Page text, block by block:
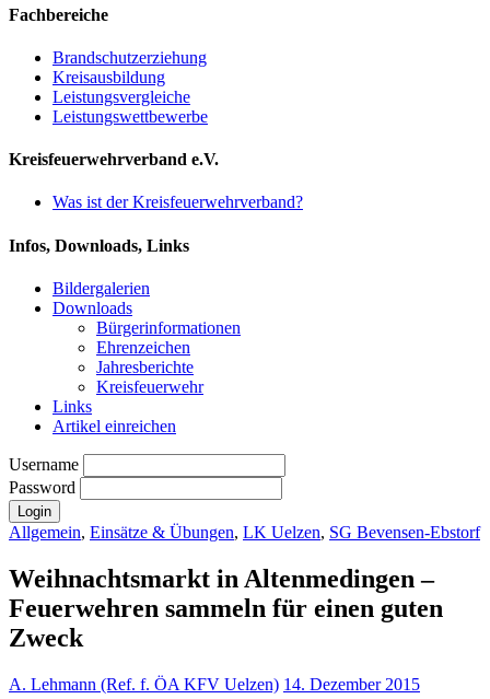
Fachbereiche
Brandschutzerziehung
Kreisausbildung
Leistungsvergleiche
Leistungswettbewerbe
Kreisfeuerwehrverband e.V.
Was ist der Kreisfeuerwehrverband?
Infos, Downloads, Links
Bildergalerien
Downloads
Bürgerinformationen
Ehrenzeichen
Jahresberichte
Kreisfeuerwehr
Links
Artikel einreichen
Username
Password
Allgemein, Einsätze & Übungen, LK Uelzen, SG Bevensen-Ebstorf
Weihnachtsmarkt in Altenmedingen –
Feuerwehren sammeln für einen guten
Zweck
A. Lehmann (Ref. f. ÖA KFV Uelzen) 14. Dezember 2015